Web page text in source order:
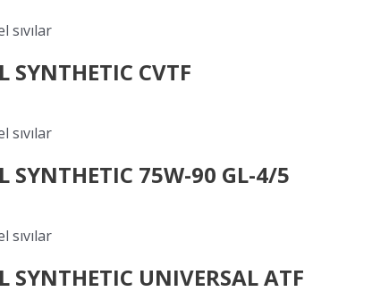
sıvılar
SYNTHETIC CVTF
sıvılar
SYNTHETIC 75W-90 GL-4/5
sıvılar
SYNTHETIC UNIVERSAL ATF